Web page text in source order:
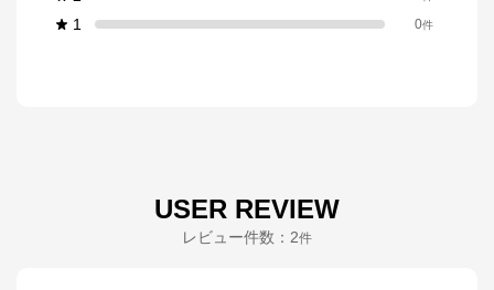
1 0件
USER REVIEW
レビュー件数： 2件